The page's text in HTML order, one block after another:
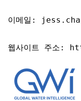
이메일:
웹사이트 주소: